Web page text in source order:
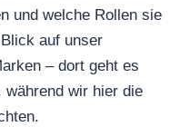
und welche Rollen sie
auf unser
– dort geht es
während wir hier die